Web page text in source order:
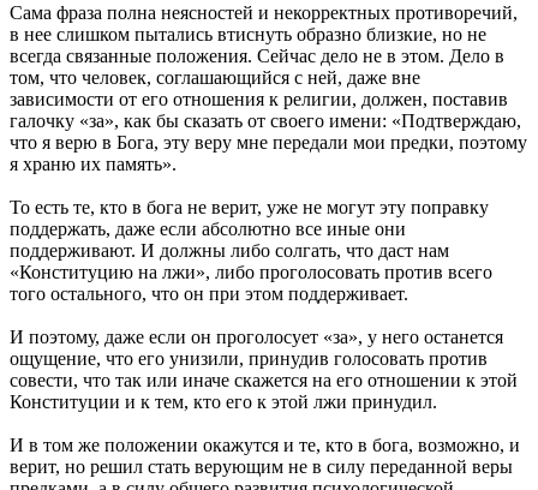
Сама фраза полна неясностей и некорректных противоречий,
в нее слишком пытались втиснуть образно близкие, но не
всегда связанные положения. Сейчас дело не в этом. Дело в
том, что человек, соглашающийся с ней, даже вне
зависимости от его отношения к религии, должен, поставив
галочку «за», как бы сказать от своего имени: «Подтверждаю,
что я верю в Бога, эту веру мне передали мои предки, поэтому
я храню их память».
То есть те, кто в бога не верит, уже не могут эту поправку
поддержать, даже если абсолютно все иные они
поддерживают. И должны либо солгать, что даст нам
«Конституцию на лжи», либо проголосовать против всего
того остального, что он при этом поддерживает.
И поэтому, даже если он проголосует «за», у него останется
ощущение, что его унизили, принудив голосовать против
совести, что так или иначе скажется на его отношении к этой
Конституции и к тем, кто его к этой лжи принудил.
И в том же положении окажутся и те, кто в бога, возможно, и
верит, но решил стать верующим не в силу переданной веры